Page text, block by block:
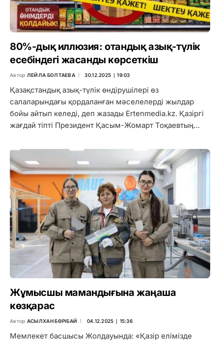
80%-дық иллюзия: отандық азық-түлік
есебіндегі жасанды көрсеткіш
Автор ЛЕЙЛА БОЛТАЕВА 30.12.2025 ∣ 19:03
Қазақстандық азық-түлік өндірушілері өз
салаларындағы қордаланған мәселелерді жылдар
бойы айтып келеді, деп жазады Ertenmedia.kz. Қазіргі
жағдай тіпті Президент Қасым-Жомарт Тоқаевтың…
Жұмысшы мамандығына жаңаша
көзқарас
Автор АСЫЛХАН БӨРІБАЙ 04.12.2025 ∣ 15:36
Мемлекет басшысы Жолдауында: «Қазір елімізде